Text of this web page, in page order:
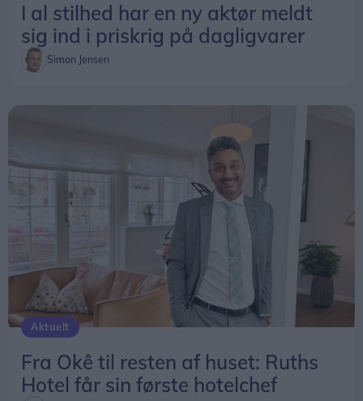
I al stilhed har en ny aktør meldt
sig ind i priskrig på dagligvarer
Simon Jensen
Aktuelt
Fra Okê til resten af huset: Ruths
Hotel får sin første hotelchef